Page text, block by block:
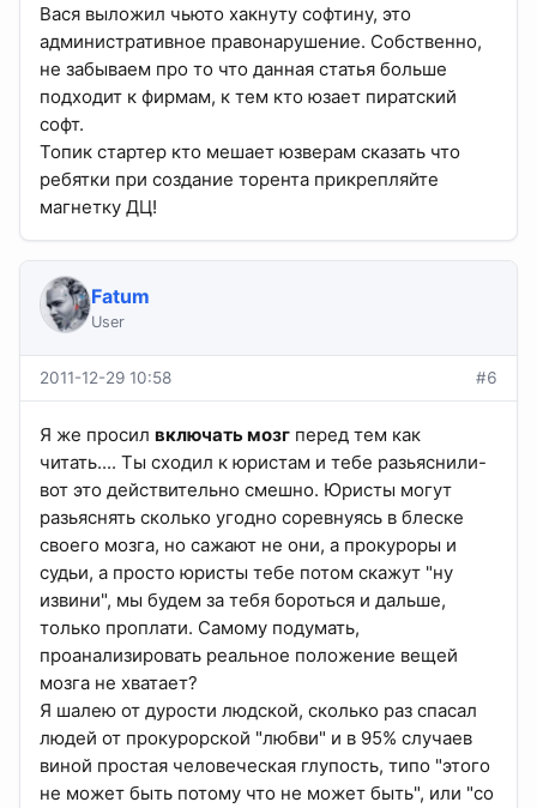
Вася выложил чьюто хакнуту софтину, это
административное правонарушение. Собственно,
не забываем про то что данная статья больше
подходит к фирмам, к тем кто юзает пиратский
софт.
Топик стартер кто мешает юзверам сказать что
ребятки при создание торента прикрепляйте
магнетку ДЦ!
Fatum
User
2011-12-29 10:58 #6
Я же просил включать мозг перед тем как
читать.... Ты сходил к юристам и тебе разьяснили-
вот это действительно смешно. Юристы могут
разьяснять сколько угодно соревнуясь в блеске
своего мозга, но сажают не они, а прокуроры и
судьи, а просто юристы тебе потом скажут "ну
извини", мы будем за тебя бороться и дальше,
только проплати. Самому подумать,
проанализировать реальное положение вещей
мозга не хватает?
Я шалею от дурости людской, сколько раз спасал
людей от прокурорской "любви" и в 95% случаев
виной простая человеческая глупость, типо "этого
не может быть потому что не может быть", или "со